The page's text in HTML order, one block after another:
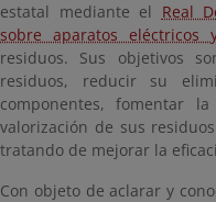
estatal mediante el Real
sobre aparatos eléctricos
residuos. Sus objetivos
residuos, reducir su
componentes, fomentar
valorización de sus
tratando de mejorar la
Con objeto de aclarar y